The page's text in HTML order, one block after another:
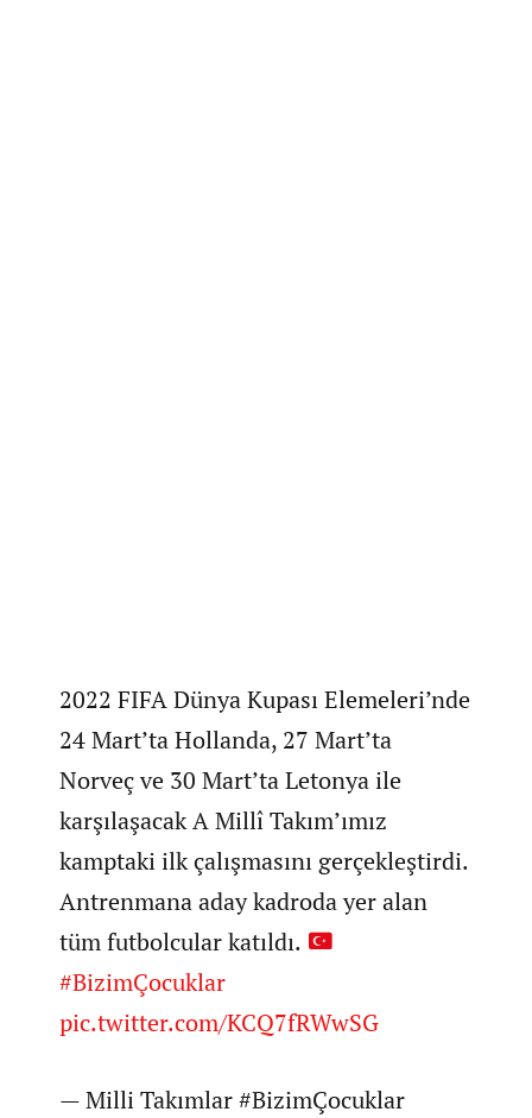
2022 FIFA Dünya Kupası Elemeleri’nde
24 Mart’ta Hollanda, 27 Mart’ta
Norveç ve 30 Mart’ta Letonya ile
karşılaşacak A Millî Takım’ımız
kamptaki ilk çalışmasını gerçekleştirdi.
Antrenmana aday kadroda yer alan
tüm futbolcular katıldı.
#BizimÇocuklar
pic.twitter.com/KCQ7fRWwSG
— Milli Takımlar #BizimÇocuklar